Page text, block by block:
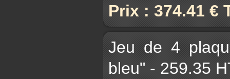
Prix : 374.41 €
Jeu de 4
bleu" - 259.35